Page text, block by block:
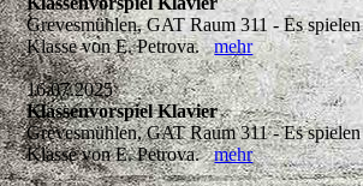
Grevesmühlen, GAT Raum 311 - Es
Klasse von E. Petrova.mehr
16.07.2025
Klassenvorspiel Klavier
Grevesmühlen, GAT Raum 311 - Es
Klasse von E. Petrova.mehr